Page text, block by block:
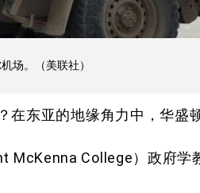
场。（美联社）
在东亚的地缘角力中，华盛
McKenna College）政府学